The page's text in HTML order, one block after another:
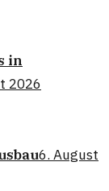
in
2026
6. August